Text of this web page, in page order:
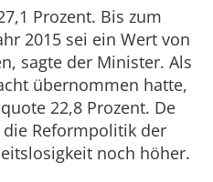
Prozent. Bis zum
2015 sei ein Wert von
sagte der Minister. Als
übernommen hatte,
22,8 Prozent. De
Reformpolitik der
noch höher.